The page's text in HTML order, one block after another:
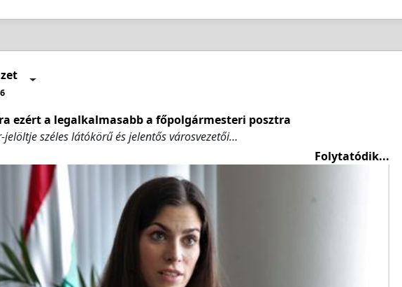
ezért a legalkalmasabb a főpolgármesteri posztra
jelöltje széles látókörű és jelentős városvezetői…
Folytatódik...